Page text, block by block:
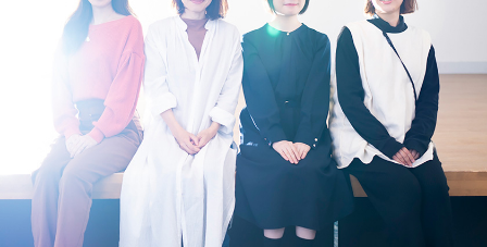
#エンタメ業界のちょっといい話
#サステナブルな取り組み #スタッフが語る